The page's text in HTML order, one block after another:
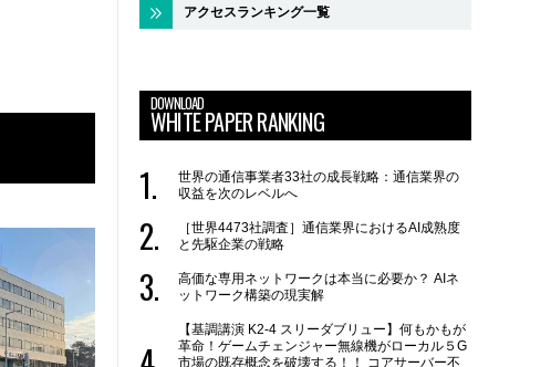
アクセスランキング一覧
DOWNLOAD
WHITE PAPER RANKING
世界の通信事業者33社の成長戦略：通信業界の
収益を次のレベルへ
［世界4473社調査］通信業界におけるAI成熟度
と先駆企業の戦略
高価な専用ネットワークは本当に必要か？ AIネ
ットワーク構築の現実解
【基調講演 K2-4 スリーダブリュー】何もかもが
革命！ゲームチェンジャー無線機がローカル５G
市場の既存概念を破壊する！！ コアサーバー不